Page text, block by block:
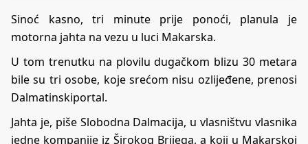
Sinoć kasno, tri minute prije ponoći, planula je
motorna jahta na vezu u luci Makarska.
U tom trenutku na plovilu dugačkom blizu 30 metara
bile su tri osobe, koje srećom nisu ozlijeđene, prenosi
Dalmatinskiportal.
Jahta je, piše Slobodna Dalmacija, u vlasništvu vlasnika
jedne kompanije iz Širokog Brijega, a koji u Makarskoj